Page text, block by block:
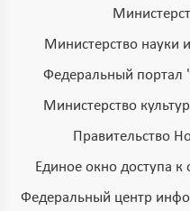
Министерство науки
Федеральный портал
Министерство
Правительство
Единое окно доступа
Федеральный центр